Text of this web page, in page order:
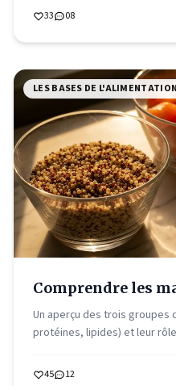
33 08
LES BASES DE
Comprendre les
Un aperçu des trois groupes
protéines, lipides) et leur
45 12